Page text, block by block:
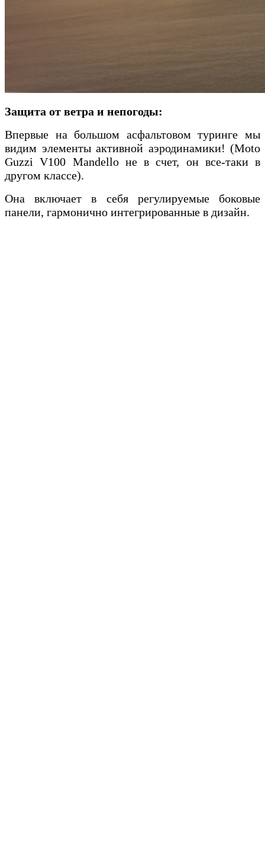
Защита от ветра и непогоды:
Впервые на большом асфальтовом туринге мы
видим элементы активной аэродинамики! (Moto
Guzzi V100 Mandello не в счет, он все-таки в
другом классе).
Она включает в себя регулируемые боковые
панели, гармонично интегрированные в дизайн.